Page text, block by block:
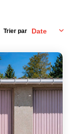
Trier par